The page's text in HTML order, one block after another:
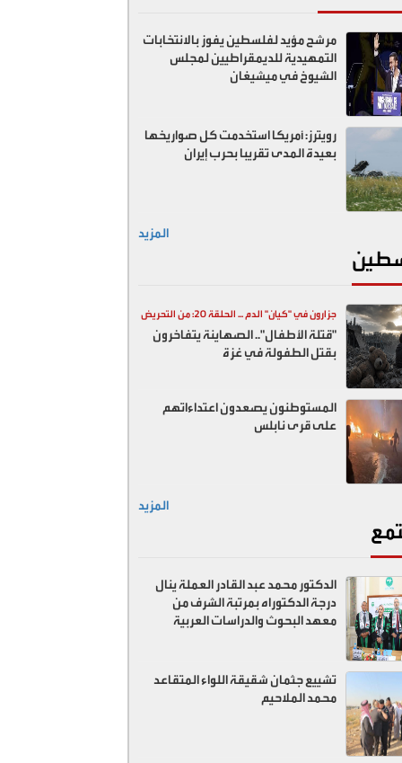
مرشح مؤيد لفلسطين يفوز بالانتخابات
التمهيدية للديمقراطيين لمجلس
الشيوخ في ميشيغان
رويترز: أمريكا استخدمت كل صواريخها
بعيدة المدى تقريبا بحرب إيران
المزيد
جزارون في "كيان" الدم ... الحلقة 20: من التحريض
السياسي إلى المقابر الجماعية
"قتلة الأطفال".. الصهاينة يتفاخرون
بقتل الطفولة في غزة
المستوطنون يصعدون اعتداءاتهم
على قرى نابلس
المزيد
الدكتور محمد عبد القادر العملة ينال
درجة الدكتوراه بمرتبة الشرف من
معهد البحوث والدراسات العربية
تشييع جثمان شقيقة اللواء المتقاعد
محمد الملاحيم